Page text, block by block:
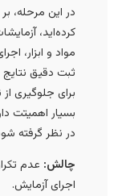
در این مرحله، بر
کرده‌اید، آزمایشات
مواد و ابزار، اجرای
ثبت دقیق نتایج
برای جلوگیری از
بسیار اهمیتت دارد.
در نظر گرفته شود و
چالش:عدم
اجرای آزمایش.